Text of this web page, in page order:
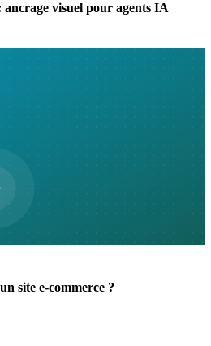
visuel pour agents IA
site e-commerce ?